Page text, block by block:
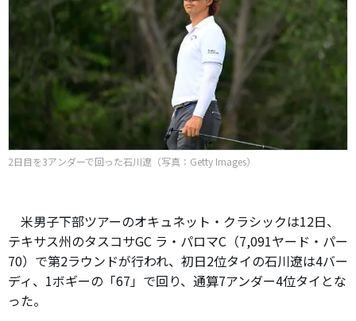
2日目を3アンダーで回った石川遼（写真：Getty Images）
米男子下部ツアーのオキュネット・クラシックは12日、
テキサス州のタスコサGC ラ・パロマC（7,091ヤード・パー
70）で第2ラウンドが行われ、初日2位タイの石川遼は4バー
ディ、1ボギーの「67」で回り、通算7アンダー4位タイとな
った。